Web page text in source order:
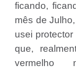
ficando,
mês de
usei
que,